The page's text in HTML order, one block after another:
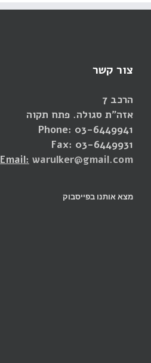
צור קשר
הרכב 7
אזה"ת סגולה. פתח תקוה
Phone: 03-6449941
Fax: 03-6449931
Email: warulker@gmail.com
מצא אותנו בפייסבוק